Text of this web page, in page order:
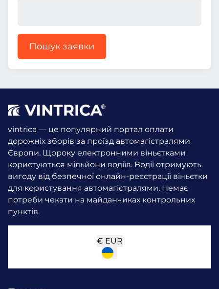
Пошук заявки
vintrica — це популярний портал оплати
дорожніх зборів за проїзд автомагістралями
Європи. Щороку електронними віньєтками
користуються мільйони водіїв. Водії отримують
вигоду від безпечної онлайн-реєстрації віньєтки
для користування автомагістралями. Немає
потреби чекати на майданчиках контрольних
пунктів.
€ EUR